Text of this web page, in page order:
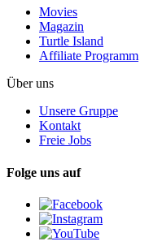
Movies
Magazin
Turtle Island
Affiliate Programm
Über uns
Unsere Gruppe
Kontakt
Freie Jobs
Folge uns auf